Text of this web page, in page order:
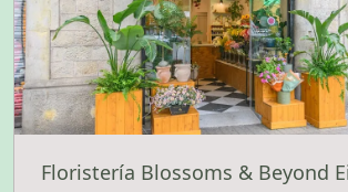
Floristería Blossoms & Beyond